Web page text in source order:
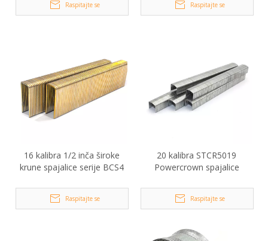
Raspitajte se Raspitajte se
16 kalibra 1/2 inča široke
krune spajalice serije BCS4
Raspitajte se
20 kalibra STCR5019
Powercrown spajalice
Raspitajte se